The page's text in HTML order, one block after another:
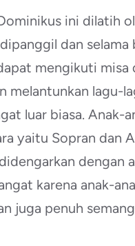
ini dilatih
dan
mengikuti misa
melantunkan lagu-
luar biasa. Anak-
yaitu Sopran dan
dengan
karena anak-
juga penuh